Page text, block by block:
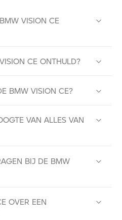
VISION CE
CE ONTHULD?
BMW VISION CE?
VAN ALLES VAN
BIJ DE BMW
OVER EEN